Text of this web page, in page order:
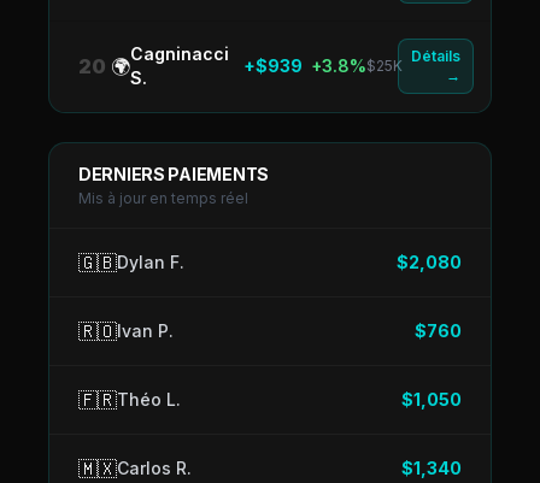
20 🌍
Cagninacci
S.
+$939 +3.8%$25K
Détails
→
DERNIERS PAIEMENTS
Mis à jour en temps réel
🇬🇧Dylan F. $2,080
🇷🇴Ivan P. $760
🇫🇷Théo L. $1,050
🇲🇽Carlos R. $1,340